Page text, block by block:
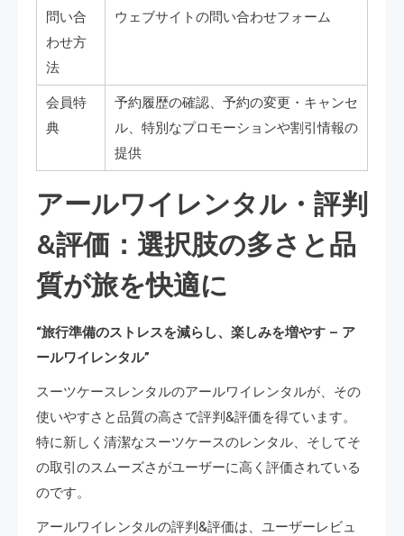
問い合
わせ方
法
ウェブサイトの問い合わせフォーム
会員特
典
予約履歴の確認、予約の変更・キャンセ
ル、特別なプロモーションや割引情報の
提供
アールワイレンタル・評判
&評価：選択肢の多さと品
質が旅を快適に
“旅行準備のストレスを減らし、楽しみを増やす – ア
ールワイレンタル”
スーツケースレンタルのアールワイレンタルが、その
使いやすさと品質の高さで評判&評価を得ています。
特に新しく清潔なスーツケースのレンタル、そしてそ
の取引のスムーズさがユーザーに高く評価されている
のです。
アールワイレンタルの評判&評価は、ユーザーレビュ